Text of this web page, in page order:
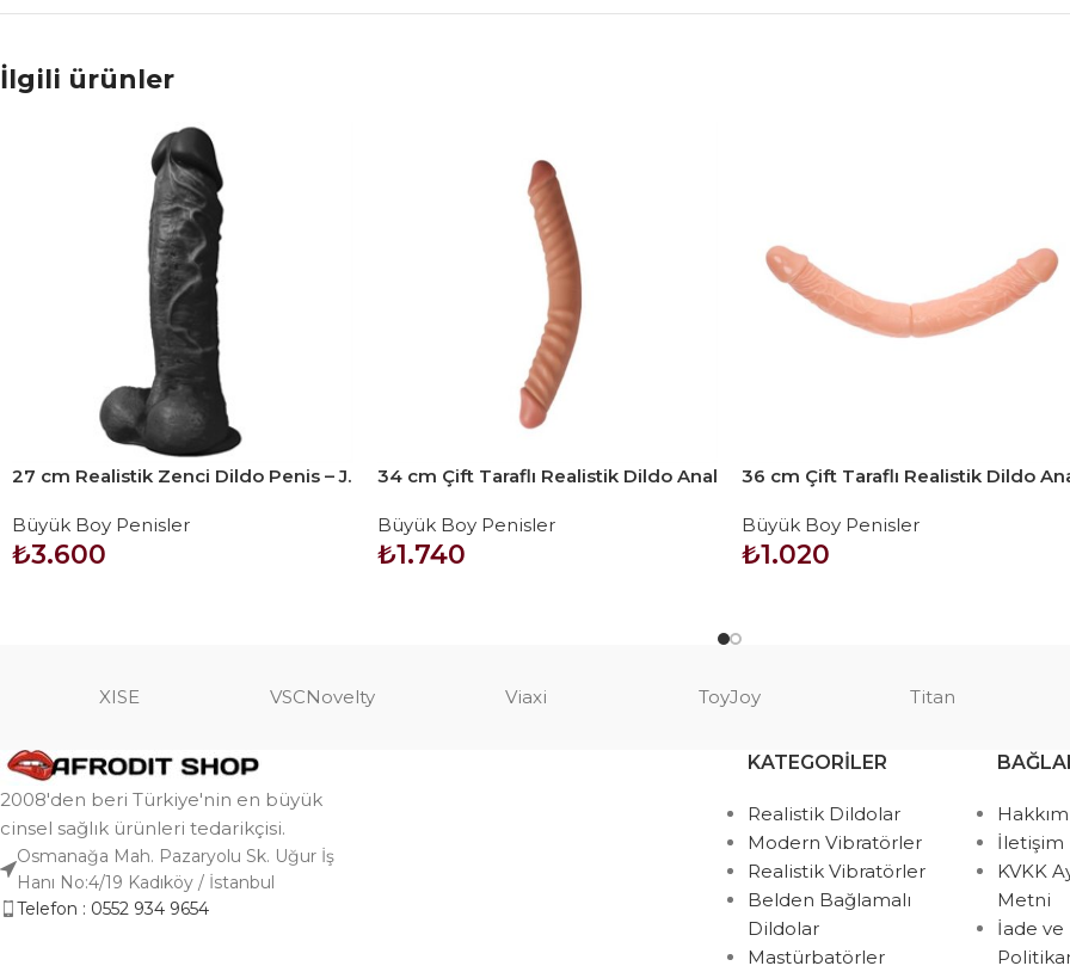
İlgili ürünler
27 cm Realistik Zenci Dildo Penis – J.
Büyük Boy Penisler
₺3.600
34 cm Çift Taraflı Realistik Dildo Anal
Büyük Boy Penisler
₺1.740
36 cm Çift Taraflı Realistik Dildo
Büyük Boy Penisler
₺1.020
XISE VSCNovelty Viaxi ToyJoy Titan
2008'den beri Türkiye'nin en büyük
cinsel sağlık ürünleri tedarikçisi.
Osmanağa Mah. Pazaryolu Sk. Uğur İş
Hanı No:4/19 Kadıköy / İstanbul
Telefon : 0552 934 9654
KATEGORILER
Realistik Dildolar
Modern Vibratörler
Realistik Vibratörler
Belden Bağlamalı
Dildolar
Mastürbatörler
İletişim
KVKK
Metni
İade